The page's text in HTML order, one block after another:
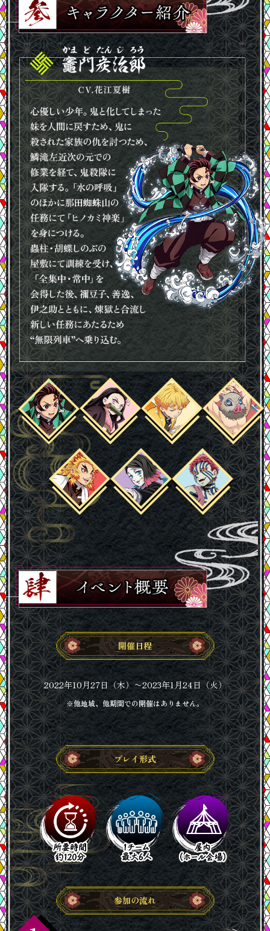
開催日程
2022年10月27日（木）〜2023年1月24日（火）
※他地域、他期間での開催はありません。
プレイ形式
参加の流れ